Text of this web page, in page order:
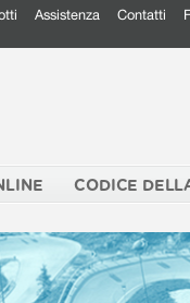
Assistenza Contatti
CODICE